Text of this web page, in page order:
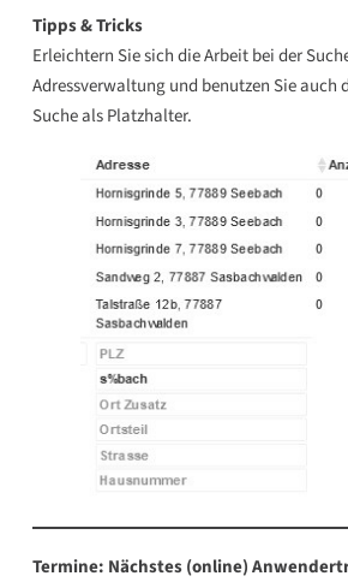
Tipps & Tricks
Erleichtern Sie sich die Arbeit bei der
Adressverwaltung und benutzen Sie auch
Suche als Platzhalter.
Termine: Nächstes (online)